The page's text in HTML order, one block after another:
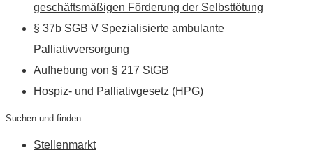
geschäftsmäßigen Förderung der Selbsttötung
§ 37b SGB V Spezialisierte ambulante
Palliativversorgung
Aufhebung von § 217 StGB
Hospiz- und Palliativgesetz (HPG)
Suchen und finden
Stellenmarkt